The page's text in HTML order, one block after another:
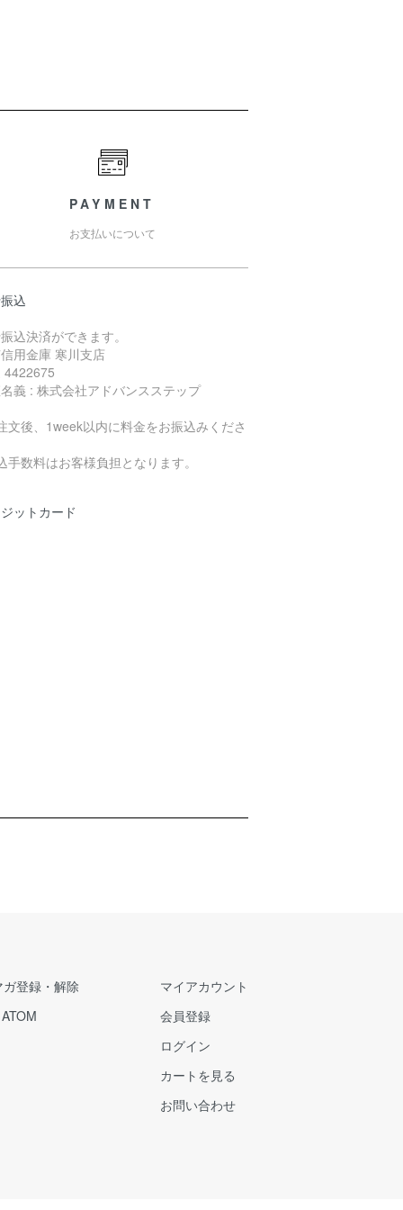
PAYMENT
お支払いについて
込
込決済ができます。
用金庫 寒川支店
4422675
義 : 株式会社アドバンスステップ
文後、1week以内に料金をお振込みくださ
手数料はお客様負担となります。
ットカード
ガ登録・解除
ATOM
マイアカウント
会員登録
ログイン
カートを見る
お問い合わせ